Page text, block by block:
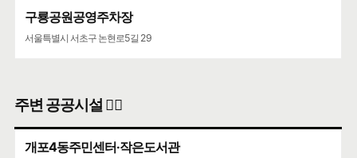
구룡공원공영주차장
서울특별시 서초구 논현로5길 29
주변 공공시설 👨‍✈️
개포4동주민센터·작은도서관